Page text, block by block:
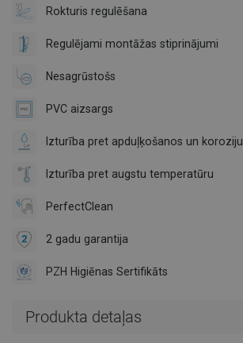
Rokturis regulēšana
Regulējami montāžas stiprinājumi
Nesagrūstošs
PVC aizsargs
Izturība pret apduļķošanos un koroziju
Izturība pret augstu temperatūru
PerfectClean
2 gadu garantija
PZH Higiēnas Sertifikāts
Produkta detaļas